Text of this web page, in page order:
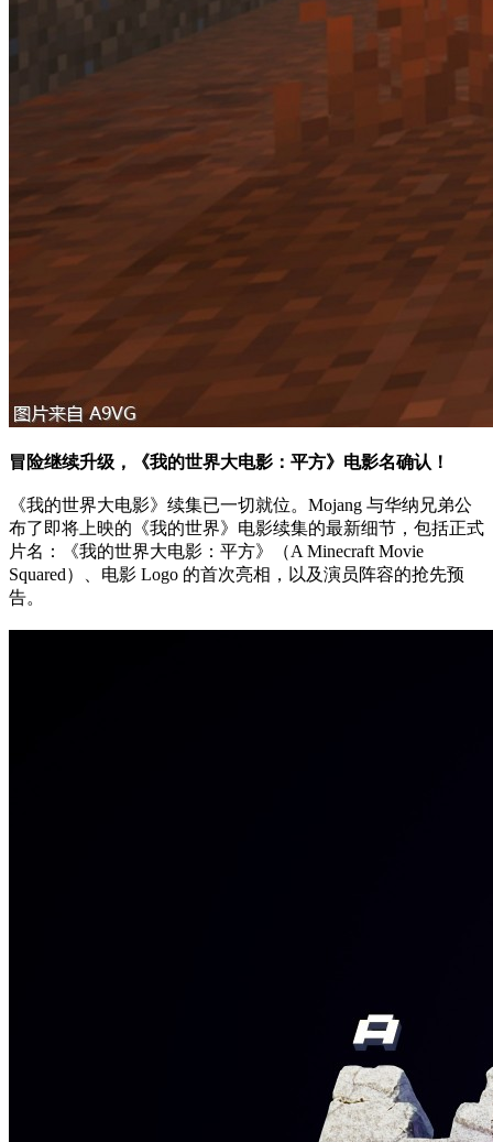
冒险继续升级，《我的世界大电影：平方》电影名确认！
《我的世界大电影》续集已一切就位。Mojang 与华纳兄弟公
布了即将上映的《我的世界》电影续集的最新细节，包括正式
片名：《我的世界大电影：平方》（A Minecraft Movie
Squared）、电影 Logo 的首次亮相，以及演员阵容的抢先预
告。